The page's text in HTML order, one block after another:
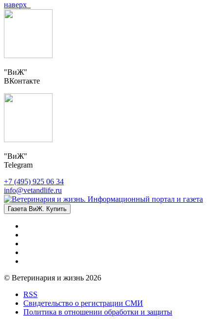
наверх
"ВиЖ"
ВКонтакте
"ВиЖ"
Telegram
+7 (495) 925 06 34
info@vetandlife.ru
Газета ВиЖ. Купить
© Ветеринария и жизнь 2026
RSS
Свидетельство о регистрации СМИ
Политика в отношении обработки и защиты